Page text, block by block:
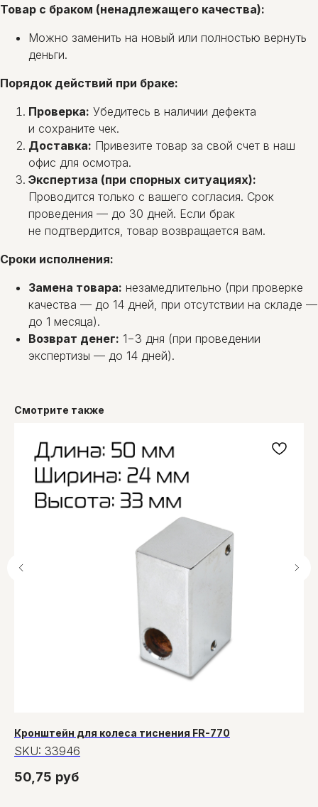
Товар с браком (ненадлежащего качества):
Можно заменить на новый или полностью вернуть
деньги.
Порядок действий при браке:
Проверка: Убедитесь в наличии дефекта
и сохраните чек.
Доставка: Привезите товар за свой счет в наш
офис для осмотра.
Экспертиза (при спорных ситуациях):
Проводится только с вашего согласия. Срок
проведения — до 30 дней. Если брак
не подтвердится, товар возвращается вам.
Сроки исполнения:
Замена товара: незамедлительно (при проверке
качества — до 14 дней, при отсутствии на складе —
до 1 месяца).
Возврат денег: 1−3 дня (при проведении
экспертизы — до 14 дней).
Смотрите также
Кронштейн для колеса тиснения FR-770
SKU: 33946
50,75 руб